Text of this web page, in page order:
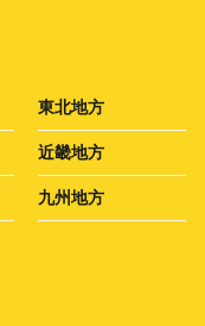
東北地方
近畿地方
九州地方